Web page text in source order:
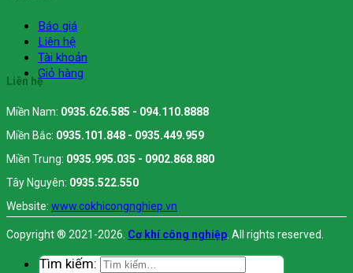
Báo giá
Liên hệ
Tài khoản
Giỏ hàng
Liên hệ
Miền Nam: 0935.626.585 - 094.110.8888
Miền Bắc: 0935.101.848 - 0935.449.959
Miền Trung: 0935.995.035 - 0902.868.880
Tây Nguyên: 0935.522.550
Website: www.cokhicongnghiep.vn
Copyright ® 2021-2026. Cơ khí công nghiệp. All rights reserved.
Tìm kiếm: